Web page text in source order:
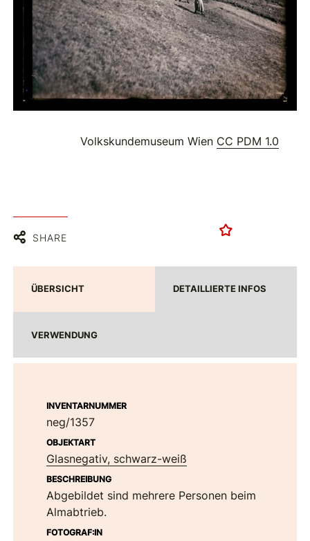
Volkskundemuseum Wien CC PDM 1.0
SHARE
ÜBERSICHT DETAILLIERTE INFOS
VERWENDUNG
INVENTARNUMMER
neg/1357
OBJEKTART
Glasnegativ, schwarz-weiß
BESCHREIBUNG
Abgebildet sind mehrere Personen beim
Almabtrieb.
FOTOGRAF:IN